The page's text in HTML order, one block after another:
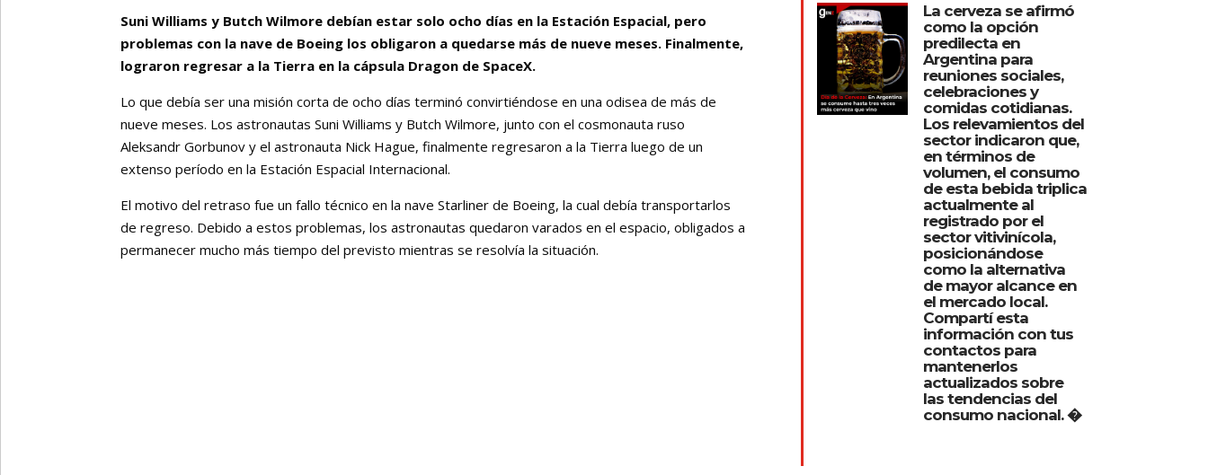
Suni Williams y Butch Wilmore debían estar solo ocho días en la Estación Espacial, pero
problemas con la nave de Boeing los obligaron a quedarse más de nueve meses. Finalmente,
lograron regresar a la Tierra en la cápsula Dragon de SpaceX.
Lo que debía ser una misión corta de ocho días terminó convirtiéndose en una odisea de más de
nueve meses. Los astronautas Suni Williams y Butch Wilmore, junto con el cosmonauta ruso
Aleksandr Gorbunov y el astronauta Nick Hague, finalmente regresaron a la Tierra luego de un
extenso período en la Estación Espacial Internacional.
El motivo del retraso fue un fallo técnico en la nave Starliner de Boeing, la cual debía transportarlos
de regreso. Debido a estos problemas, los astronautas quedaron varados en el espacio, obligados a
permanecer mucho más tiempo del previsto mientras se resolvía la situación.
La cerveza se afirmó
como la opción
predilecta en
Argentina para
reuniones sociales,
celebraciones y
comidas cotidianas.
Los relevamientos del
sector indicaron que,
en términos de
volumen, el consumo
de esta bebida triplica
actualmente al
registrado por el
sector vitivinícola,
posicionándose
como la alternativa
de mayor alcance en
el mercado local.
Compartí esta
información con tus
contactos para
mantenerlos
actualizados sobre
las tendencias del
consumo nacional. �